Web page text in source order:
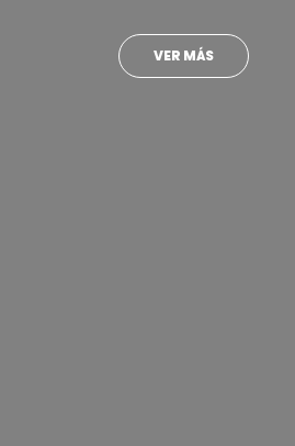
VER MÁS